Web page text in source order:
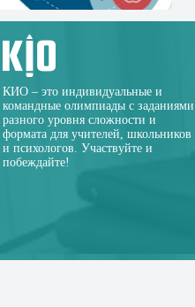
КИО – это индивидуальные и
командные олимпиады с заданиями
разного уровня сложности и
формата для учителей, школьников
и психологов. Участвуйте и
побеждайте!